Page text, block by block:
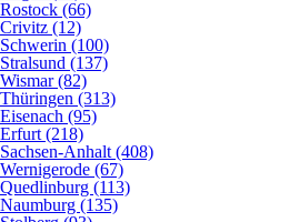
Rostock (66)
Crivitz (12)
Schwerin (100)
Stralsund (137)
Wismar (82)
Thüringen (313)
Eisenach (95)
Erfurt (218)
Sachsen-Anhalt (408)
Wernigerode (67)
Quedlinburg (113)
Naumburg (135)